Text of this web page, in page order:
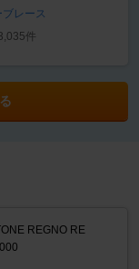
ブレース
件
REGNO RE